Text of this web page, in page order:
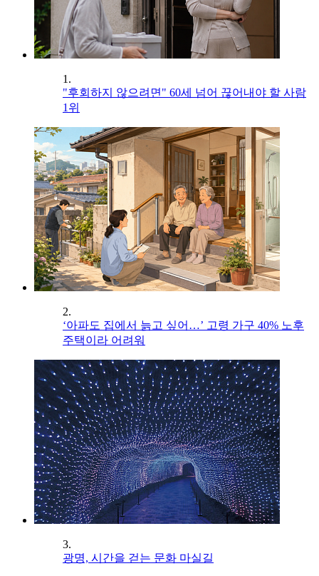
1.
"후회하지 않으려면" 60세 넘어 끊어내야 할 사람
1위
2.
‘아파도 집에서 늙고 싶어…’ 고령 가구 40% 노후
주택이라 어려워
3.
광명, 시간을 걷는 문화 마실길